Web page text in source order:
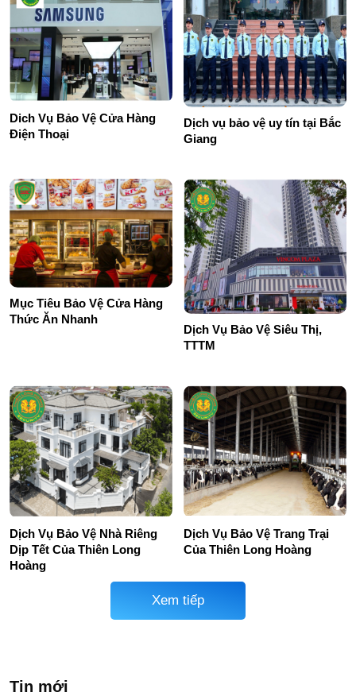
Dich Vụ Bảo Vệ Cửa Hàng
Điện Thoại
Dịch vụ bảo vệ uy tín tại Bắc
Giang
Mục Tiêu Bảo Vệ Cửa Hàng
Thức Ăn Nhanh
Dịch Vụ Bảo Vệ Siêu Thị,
TTTM
Dịch Vụ Bảo Vệ Nhà Riêng
Dịp Tết Của Thiên Long
Hoàng
Dịch Vụ Bảo Vệ Trang Trại
Của Thiên Long Hoàng
Xem tiếp
Tin mới